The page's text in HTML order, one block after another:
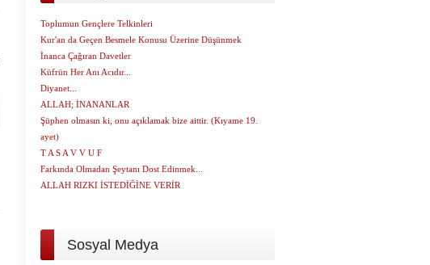
Toplumun Gençlere Telkinleri
Kur'an da Geçen Besmele Konusu Üzerine Düşünmek
İnanca Çağıran Davetler
Küfrün Her Anı Acıdır...
Diyanet...
ALLAH; İNANANLAR
Şüphen olmasın ki, onu açıklamak bize aittir. (Kıyame 19.
ayet)
T A S A V V U F
Farkında Olmadan Şeytanı Dost Edinmek...
ALLAH RIZKI İSTEDİĞİNE VERİR
Sosyal Medya